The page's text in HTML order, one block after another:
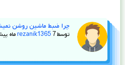
چرا ضبط ماشین روشن
توسط rezanik1365 7 ماه پیش